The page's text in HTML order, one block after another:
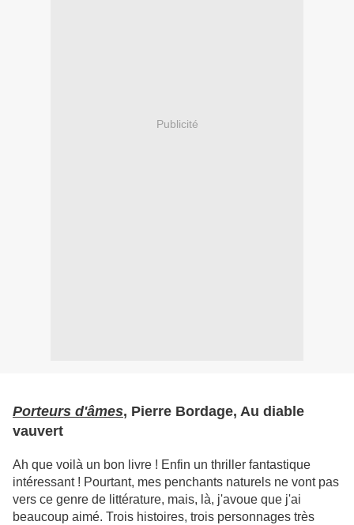
Publicité
Porteurs d'âmes, Pierre Bordage, Au diable
vauvert
Ah que voilà un bon livre ! Enfin un thriller fantastique
intéressant ! Pourtant, mes penchants naturels ne vont pas
vers ce genre de littérature, mais, là, j'avoue que j'ai
beaucoup aimé. Trois histoires, trois personnages très